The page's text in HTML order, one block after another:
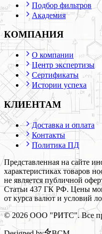
Подбор фильтров
Академия
КОМПАНИЯ
О компании
Центр экспертизы
Сертификаты
Истории успеха
КЛИЕНТАМ
Доставка и оплата
Контакты
Политика ПД
Представленная на сайте
характеристиках товаров
не является публичной
Статьи 437 ГК РФ. Цены
от курса валют и условий
© 2026 ООО "РИТС". Все